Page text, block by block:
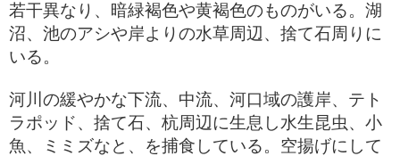
若干異なり、暗緑褐色や黄褐色のものがいる。湖
沼、池のアシや岸よりの水草周辺、捨て石周りに
いる。
河川の緩やかな下流、中流、河口域の護岸、テト
ラポッド、捨て石、杭周辺に生息し水生昆虫、小
魚、ミミズなと、を捕食している。空揚げにして